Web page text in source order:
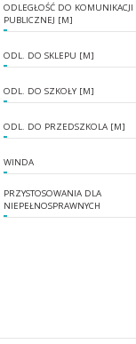
ODLEGŁOŚĆ DO KOMUNIKACJI
PUBLICZNEJ [M]
ODL. DO SKLEPU [M]
ODL. DO SZKOŁY [M]
ODL. DO PRZEDSZKOLA [M]
WINDA
PRZYSTOSOWANIA DLA
NIEPEŁNOSPRAWNYCH